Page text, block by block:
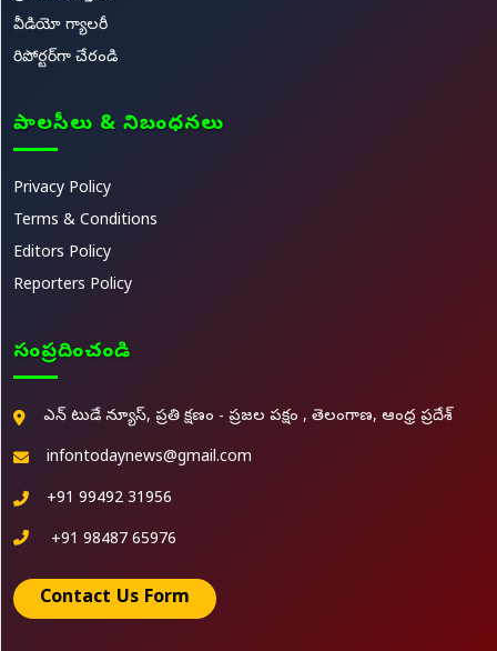
వీడియో గ్యాలరీ
రిపోర్టర్‌గా చేరండి
పాలసీలు & నిబంధనలు
Privacy Policy
Terms & Conditions
Editors Policy
Reporters Policy
సంప్రదించండి
ఎన్ టుడే న్యూస్, ప్రతి క్షణం - ప్రజల పక్షం , తెలంగాణ, ఆంధ్ర ప్రదేశ్
infontodaynews@gmail.com
+91 99492 31956
+91 98487 65976
Contact Us Form